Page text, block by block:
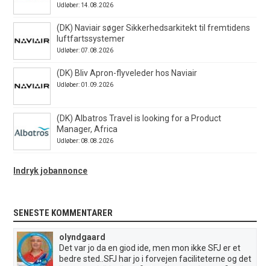
Udløber: 14.08.2026
(DK) Naviair søger Sikkerhedsarkitekt til fremtidens
luftfartssystemer
Udløber: 07.08.2026
(DK) Bliv Apron-flyveleder hos Naviair
Udløber: 01.09.2026
(DK) Albatros Travel is looking for a Product
Manager, Africa
Udløber: 08.08.2026
Indryk jobannonce
SENESTE KOMMENTARER
olyndgaard
Det var jo da en giod ide, men mon ikke SFJ er et
bedre sted..SFJ har jo i forvejen faciliteterne og det